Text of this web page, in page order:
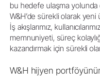
bu hedefe ulaşma yolunda
W&H’de sürekli olarak yeni
İş akışlarımız,
memnuniyeti, süreç
kazandırmak için sürekli
W&H hijyen